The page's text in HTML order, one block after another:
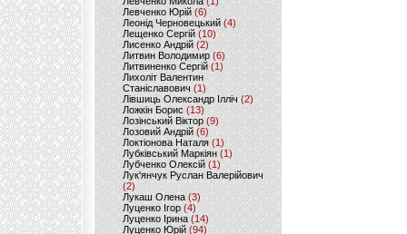
Левченко Юрій (6)
Леонід Черновецький (4)
Лещенко Сергій (10)
Лисенко Андрій (2)
Литвин Володимир (6)
Литвиненко Сергій (1)
Лихоліт Валентин
Станіславович (1)
Лівшиць Олександр Ілліч (2)
Ложкін Борис(13)
Лозінський Віктор(9)
Лозовий Андрій (6)
Локтіонова Наталя (1)
Лубківський Маркіян(1)
Лубченко Олексій (1)
Лук'янчук Руслан Валерійович
(2)
Лукаш Олена (3)
Луценко Ігор (4)
Луценко Ірина (14)
Луценко Юрій (94)